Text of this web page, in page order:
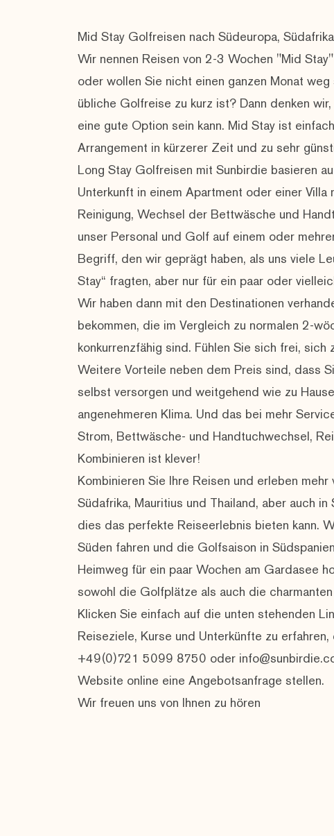
Mid Stay Golfreisen nach Südeuropa,
Wir nennen Reisen von 2-3 Wochen "Mid
oder wollen Sie nicht einen ganzen Monat
übliche Golfreise zu kurz ist? Dann denken
eine gute Option sein kann. Mid Stay ist
Arrangement in kürzerer Zeit und zu sehr
Long Stay Golfreisen mit Sunbirdie basieren
Unterkunft in einem Apartment oder einer Villa
Reinigung, Wechsel der Bettwäsche und
unser Personal und Golf auf einem oder
Begriff, den wir geprägt haben, als uns viele
Stay“ fragten, aber nur für ein paar oder
Wir haben dann mit den Destinationen
bekommen, die im Vergleich zu normalen 2-
konkurrenzfähig sind. Fühlen Sie sich frei, sich
Weitere Vorteile neben dem Preis sind, dass
selbst versorgen und weitgehend wie zu
angenehmeren Klima. Und das bei mehr
Strom, Bettwäsche- und Handtuchwechsel,
Kombinieren ist klever!
Kombinieren Sie Ihre Reisen und erleben
Südafrika, Mauritius und Thailand, aber auch in
dies das perfekte Reiseerlebnis bieten kann.
Süden fahren und die Golfsaison in
Heimweg für ein paar Wochen am Gardasee
sowohl die Golfplätze als auch die
Klicken Sie einfach auf die unten stehenden
Reiseziele, Kurse und Unterkünfte zu
+49(0)721 5099 8750 oder
Website online eine Angebotsanfrage stellen.
Wir freuen uns von Ihnen zu hören